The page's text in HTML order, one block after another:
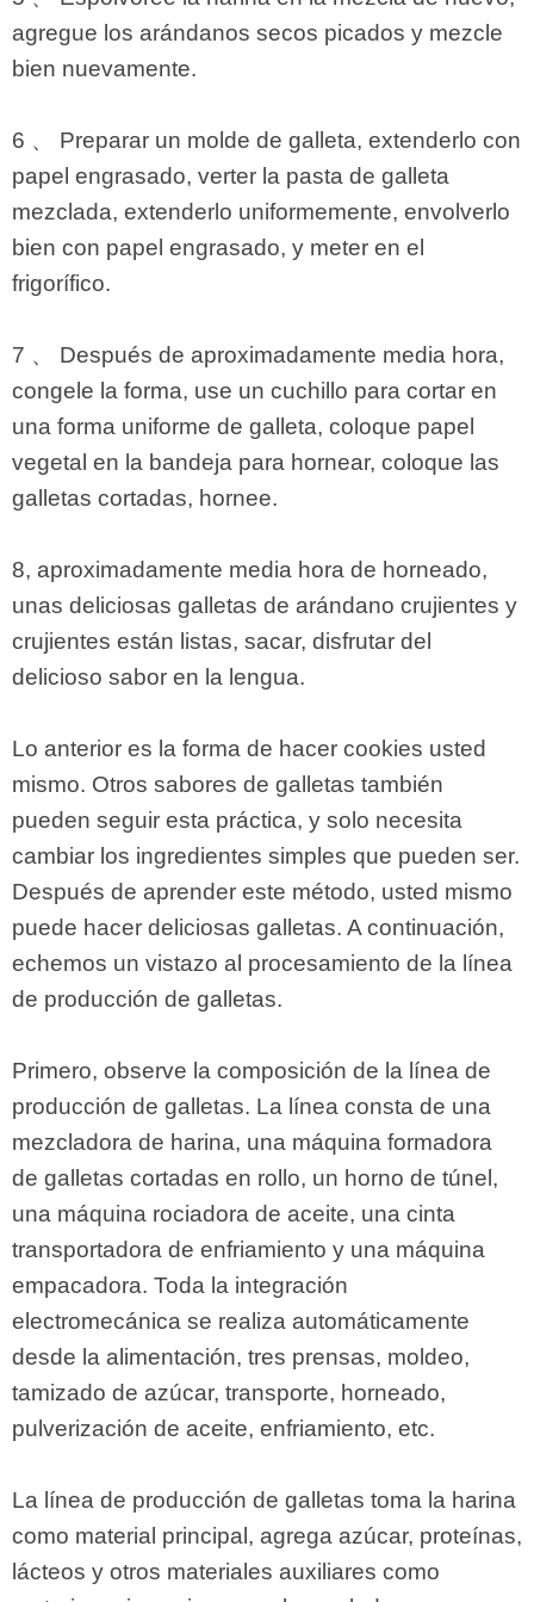
agregue los arándanos secos picados y mezcle
bien nuevamente.
6 、 Preparar un molde de galleta, extenderlo con
papel engrasado, verter la pasta de galleta
mezclada, extenderlo uniformemente, envolverlo
bien con papel engrasado, y meter en el
frigorífico.
7 、 Después de aproximadamente media hora,
congele la forma, use un cuchillo para cortar en
una forma uniforme de galleta, coloque papel
vegetal en la bandeja para hornear, coloque las
galletas cortadas, hornee.
8, aproximadamente media hora de horneado,
unas deliciosas galletas de arándano crujientes y
crujientes están listas, sacar, disfrutar del
delicioso sabor en la lengua.
Lo anterior es la forma de hacer cookies usted
mismo. Otros sabores de galletas también
pueden seguir esta práctica, y solo necesita
cambiar los ingredientes simples que pueden ser.
Después de aprender este método, usted mismo
puede hacer deliciosas galletas. A continuación,
echemos un vistazo al procesamiento de la línea
de producción de galletas.
Primero, observe la composición de la línea de
producción de galletas. La línea consta de una
mezcladora de harina, una máquina formadora
de galletas cortadas en rollo, un horno de túnel,
una máquina rociadora de aceite, una cinta
transportadora de enfriamiento y una máquina
empacadora. Toda la integración
electromecánica se realiza automáticamente
desde la alimentación, tres prensas, moldeo,
tamizado de azúcar, transporte, horneado,
pulverización de aceite, enfriamiento, etc.
La línea de producción de galletas toma la harina
como material principal, agrega azúcar, proteínas,
lácteos y otros materiales auxiliares como